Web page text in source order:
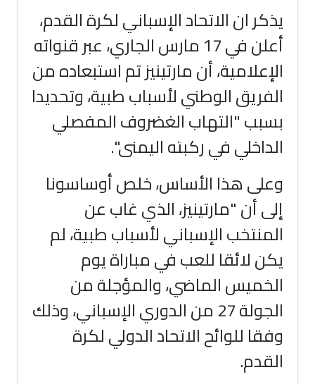
يذكر ان الاتحاد الإسباني لكرة القدم،
أعلن في 17 مارس الجاري، عبر قنواته
الإعلامية، أن مارتينيز تم استبعاده من
الفريق الوطني لأسباب طبية، وتحديدا
بسبب "التهاب الغضروف المفصلي
الداخلي في ركبته اليمنى".
وعلى هذا الأساس، خلص أوساسونا
إلى أن "مارتينيز، الذي غاب عن
المنتخب الإسباني لأسباب طبية، لم
يكن لائقا للعب في مباراة يوم
الخميس الماضي، والمؤجلة من
الجولة 27 من الدوري الإسباني، وذلك
وفقا للوائح الاتحاد الدولي لكرة
القدم.